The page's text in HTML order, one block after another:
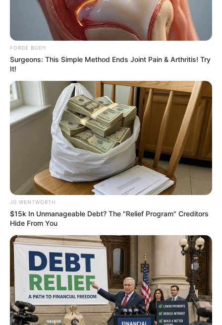
ดวงจันทร์ ดวงดาว ปรากฏการณ์
พระจันทร์
นักเขียน
อิสฺวาสุ
เชื่อในสิ่งที่เฮ็ด เฮ็ดในสิ่งที่เชื่อ
เนื้อหาที่ได้รับการโปรโมต
FORGE BODY
Surgeons: This Simple Method Ends Joint Pain & Arthritis! Try
It!
JG WENTWORTH
$15k In Unmanageable Debt? The "Relief Program" Creditors
Hide From You